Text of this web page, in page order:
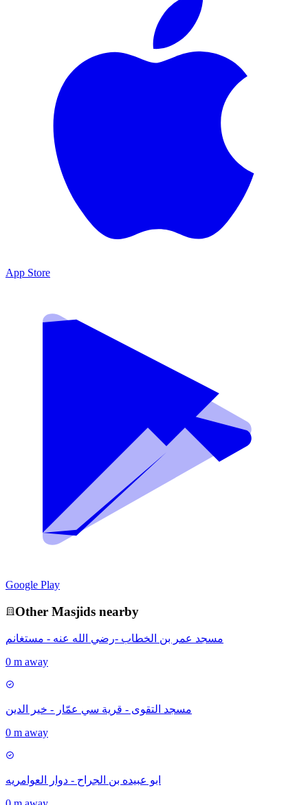
App Store
Google Play
Other Masjids nearby
مسجد عمر بن الخطاب -رضي الله عنه - مستغانم
0 m away
مسجد التقوى - قرية سي عمّار - خير الدين
0 m away
ابو عبيده بن الجراح - دوار العوامريه